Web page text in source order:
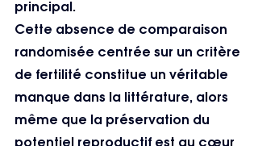
principal.
Cette absence de comparaison
randomisée centrée sur un critère
de fertilité constitue un véritable
manque dans la littérature, alors
même que la préservation du
potentiel reproductif est au cœur